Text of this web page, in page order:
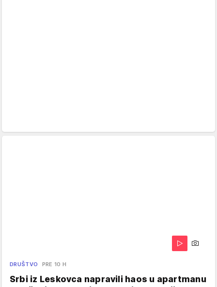
DRUŠTVO PRE 10 H
Srbi iz Leskovca napravili haos u apartmanu